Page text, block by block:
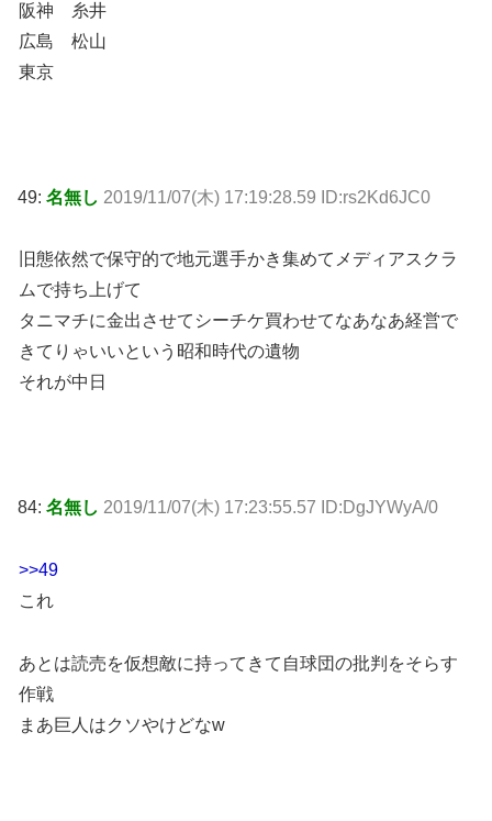
阪神 糸井
広島 松山
東京
49: 名無し 2019/11/07(木) 17:19:28.59 ID:rs2Kd6JC0
旧態依然で保守的で地元選手かき集めてメディアスクラ
ムで持ち上げて
タニマチに金出させてシーチケ買わせてなあなあ経営で
きてりゃいいという昭和時代の遺物
それが中日
84: 名無し 2019/11/07(木) 17:23:55.57 ID:DgJYWyA/0
>>49
これ
あとは読売を仮想敵に持ってきて自球団の批判をそらす
作戦
まあ巨人はクソやけどなw